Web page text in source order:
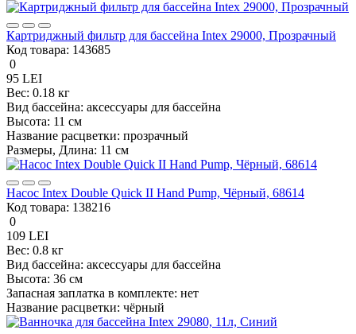
Картриджный фильтр для бассейна Intex 29000, Прозрачный
Код товара: 143685
0
95 LEI
Вес: 0.18 кг
Вид бассейна: аксессуары для бассейна
Высота: 11 см
Название расцветки: прозрачный
Размеры, Длина: 11 см
Насос Intex Double Quick II Hand Pump, Чёрный, 68614
Код товара: 138216
0
109 LEI
Вес: 0.8 кг
Вид бассейна: аксессуары для бассейна
Высота: 36 см
Запасная заплатка в комплекте: нет
Название расцветки: чёрный